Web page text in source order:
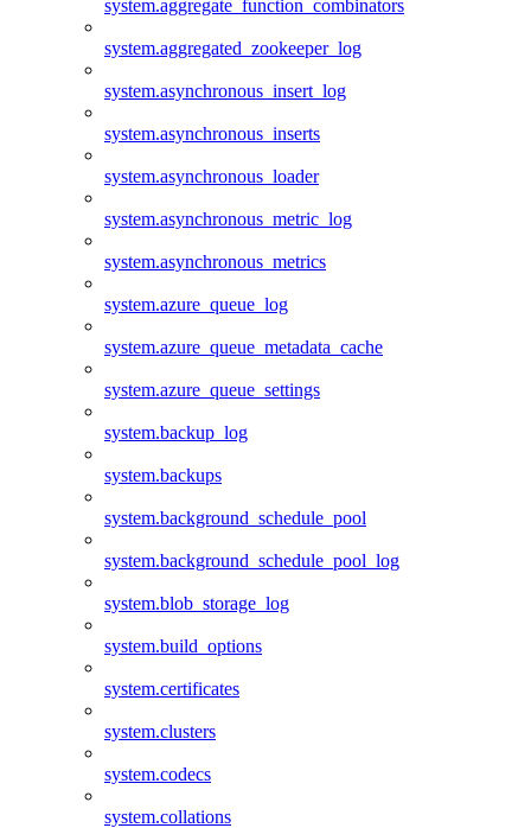
system.aggregate_function_combinators
system.aggregated_zookeeper_log
system.asynchronous_insert_log
system.asynchronous_inserts
system.asynchronous_loader
system.asynchronous_metric_log
system.asynchronous_metrics
system.azure_queue_log
system.azure_queue_metadata_cache
system.azure_queue_settings
system.backup_log
system.backups
system.background_schedule_pool
system.background_schedule_pool_log
system.blob_storage_log
system.build_options
system.certificates
system.clusters
system.codecs
system.collations